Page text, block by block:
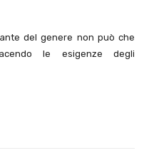
del genere non può che
le esigenze degli